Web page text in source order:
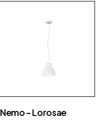
Nemo – Lorosae